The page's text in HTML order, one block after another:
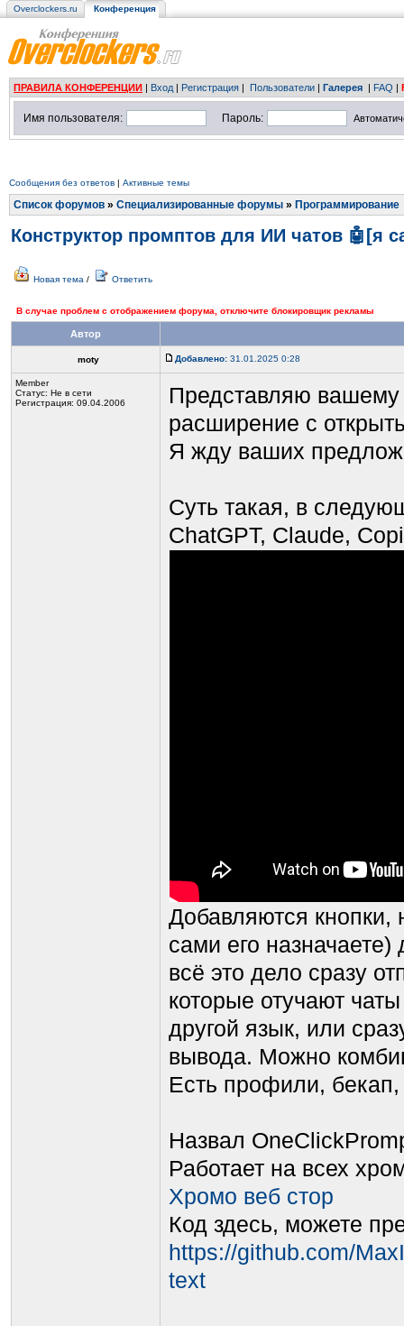
Overclockers.ru Конференция
ПРАВИЛА КОНФЕРЕНЦИИ | Вход | Регистрация | Пользователи | Галерея | FAQ |
Имя пользователя: Пароль:
Сообщения без ответов | Активные темы
Список форумов » Специализированные форумы » Программирование
Конструктор промптов для ИИ чатов 🤖[я
Новая тема / Ответить
В случае проблем с отображением форума, отключите блокировщик рекламы
Автор
moty Добавлено: 31.01.2025 0:28
Member
Статус: Не в сети
Регистрация: 09.04.2006
Представляю вашему
расширение с
Я жду ваших
Суть такая, в
ChatGPT, Claude,
Добавляются кнопки,
сами его
всё это дело сразу
которые отучают
другой язык, или
вывода. Можно
Есть профили,
Назвал
Работает на всех
Хромо веб стор
Код здесь, можете
https://github.com/
text